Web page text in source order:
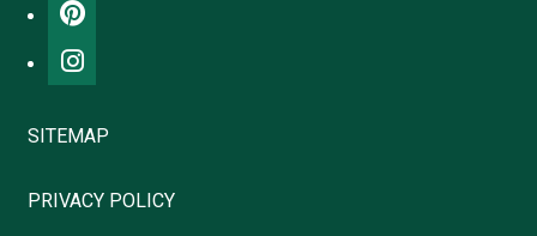
SITEMAP
PRIVACY POLICY